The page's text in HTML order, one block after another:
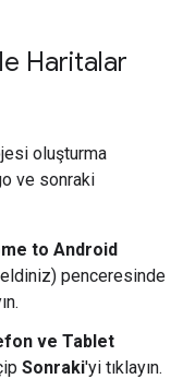
Haritalar
oluşturma
ve sonraki
to Android
penceresinde
ve Tablet
Sonraki'yi tıklayın.